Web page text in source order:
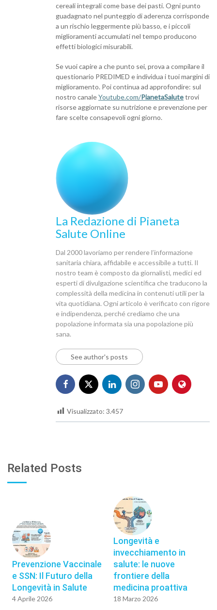
cereali integrali come base dei pasti. Ogni punto
guadagnato nel punteggio di aderenza corrisponde
a un rischio leggermente più basso, e i piccoli
miglioramenti accumulati nel tempo producono
effetti biologici misurabili.
Se vuoi capire a che punto sei, prova a compilare il
questionario PREDIMED e individua i tuoi margini di
miglioramento. Poi continua ad approfondire: sul
nostro canaleYoutube.com/PianetaSalutetrovi
risorse aggiornate su nutrizione e prevenzione per
fare scelte consapevoli ogni giorno.
La Redazione di Pianeta
Salute Online
Dal 2000 lavoriamo per rendere l’informazione
sanitaria chiara, affidabile e accessibile a tutti. Il
nostro team è composto da giornalisti, medici ed
esperti di divulgazione scientifica che traducono la
complessità della medicina in contenuti utili per la
vita quotidiana. Ogni articolo è verificato con rigore
e indipendenza, perché crediamo che una
popolazione informata sia una popolazione più
sana.
See author's posts
Visualizzato: 3.457
Related Posts
Prevenzione Vaccinale
e SSN: Il Futuro della
Longevità in Salute
4 Aprile 2026
Longevità e
invecchiamento in
salute: le nuove
frontiere della
medicina proattiva
18 Marzo 2026